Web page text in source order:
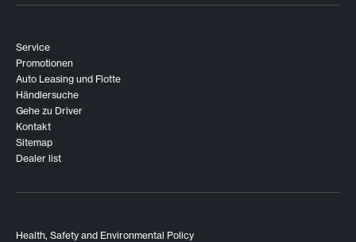
Service
Promotionen
Auto Leasing und Flotte
Händlersuche
Gehe zu Driver
Kontakt
Sitemap
Dealer list
Health, Safety and Environmental Policy